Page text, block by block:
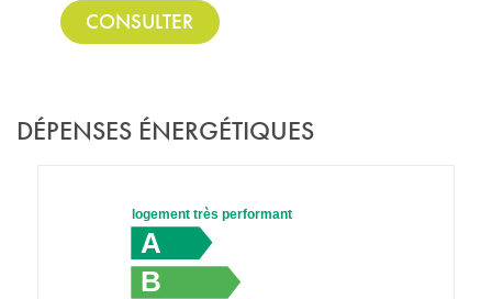
CONSULTER
DÉPENSES ÉNERGÉTIQUES
A
B
logement très performant